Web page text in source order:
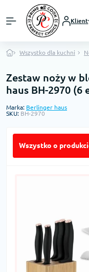
Klient
Wszystko dla kuchni
Zestaw noży w
haus BH-2970 (6
Marka: Berlinger haus
SKU: BH-2970
Wszystko o